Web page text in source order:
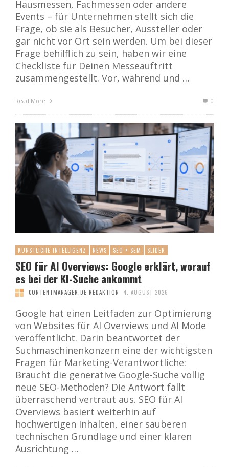
Hausmessen, Fachmessen oder andere
Events – für Unternehmen stellt sich die
Frage, ob sie als Besucher, Aussteller oder
gar nicht vor Ort sein werden. Um bei dieser
Frage behilflich zu sein, haben wir eine
Checkliste für Deinen Messeauftritt
zusammengestellt. Vor, während und …
Read More 0
KÜNSTLICHE INTELLIGENZ NEWS SEO + SEM SLIDER
SEO für AI Overviews: Google erklärt, worauf
es bei der KI-Suche ankommt
CONTENTMANAGER.DE REDAKTION 4. AUGUST 2026
Google hat einen Leitfaden zur Optimierung
von Websites für AI Overviews und AI Mode
veröffentlicht. Darin beantwortet der
Suchmaschinenkonzern eine der wichtigsten
Fragen für Marketing-Verantwortliche:
Braucht die generative Google-Suche völlig
neue SEO-Methoden? Die Antwort fällt
überraschend vertraut aus. SEO für AI
Overviews basiert weiterhin auf
hochwertigen Inhalten, einer sauberen
technischen Grundlage und einer klaren
Ausrichtung …